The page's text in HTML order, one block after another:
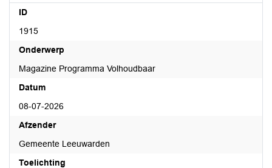
ID
1915
Onderwerp
Magazine Programma Volhoudbaar
Datum
08-07-2026
Afzender
Gemeente Leeuwarden
Toelichting